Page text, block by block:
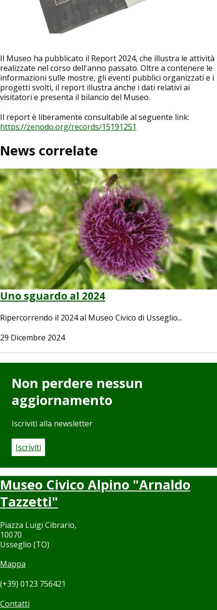
Il Museo ha pubblicato il Report 2024, che illustra le attività
realizzate nel corso dell'anno passato. Oltre a contenere le
informazioni sulle mostre, gli eventi pubblici organizzati e i
progetti svolti, il report illustra anche i dati relativi ai
visitatori e presenta il bilancio del Museo.
Il report è liberamente consultabile al seguente link:
https://zenodo.org/records/15191251
News correlate
Image
Uno sguardo al 2024
Ripercorrendo il 2024 al Museo Civico di Usseglio...
29 Dicembre 2024
Non perdere nessun
aggiornamento
Iscriviti alla newsletter
Iscriviti
Museo Civico Alpino "Arnaldo
Tazzetti"
Piazza Luigi Cibrario,
10070
Usseglio (TO)
Mappa
(+39) 0123 756421
Contatti